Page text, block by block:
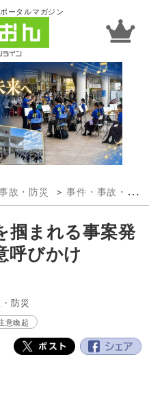
ータルマガジン
故・防災 事件・事故・防災
掴まれる事案発
びかけ
防災
意喚起